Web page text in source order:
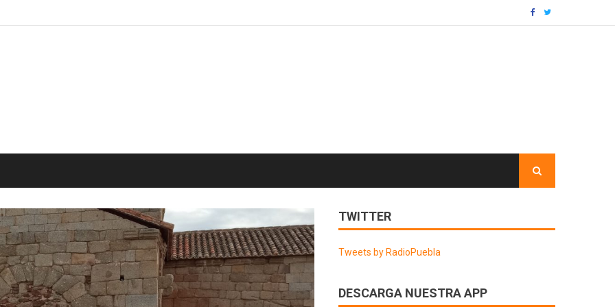
TWITTER
Tweets by RadioPuebla
DESCARGA NUESTRA APP